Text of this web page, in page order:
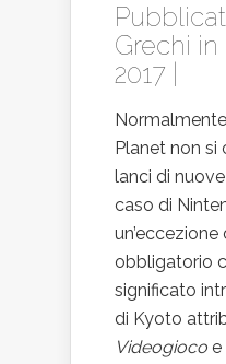
Grechi in
2017 |
Planet non
lanci di
caso di
obbligatorio
significato
di Kyoto
Videogioco e